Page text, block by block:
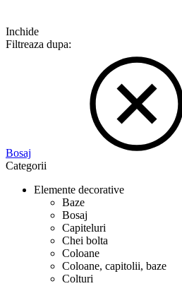
Inchide
Filtreaza dupa:
Bosaj
Categorii
Elemente decorative
Baze
Bosaj
Capiteluri
Chei bolta
Coloane
Coloane, capitolii, baze
Colturi